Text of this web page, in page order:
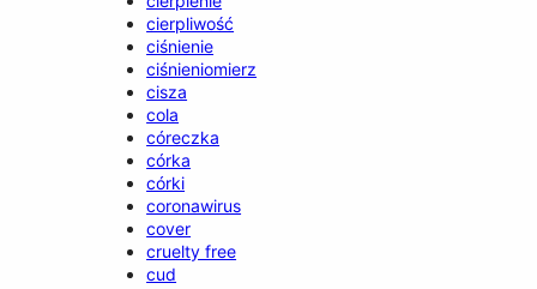
cierpliwość
ciśnienie
ciśnieniomierz
cisza
cola
córeczka
córka
córki
coronawirus
cover
cruelty free
cud